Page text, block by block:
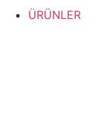
ÜRÜNLER